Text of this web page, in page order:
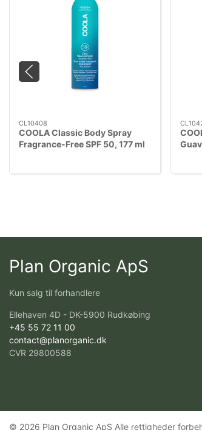
CL10408
COOLA Classic Body Spray
Fragrance-Free SPF 50, 177 ml
Plan Organic ApS
Kun salg til forhandlere
Ellehaven 4D - DK-5900 Rudkøbing
+45 55 72 11 00
contact@planorganic.dk
CVR 29800588
© 2026 Plan Organic ApS Alle rettigheder